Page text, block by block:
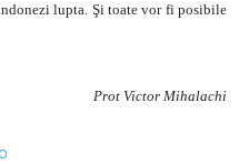
lupta. Şi toate vor fi posibile
Prot Victor Mihalachi